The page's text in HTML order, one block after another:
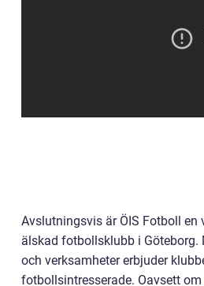
Avslutningsvis är ÖIS Fotboll en
älskad fotbollsklubb i Göteborg.
och verksamheter erbjuder
fotbollsintresserade. Oavsett